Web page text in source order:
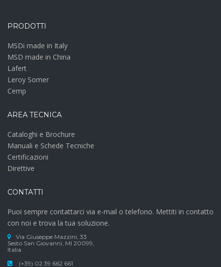
PRODOTTI
MSDi made in Italy
MSD made in China
Lafert
Leroy Somer
Cemp
AREA TECNICA
Cataloghi e Brochure
Manuali e Schede Tecniche
Certificazioni
Direttive
CONTATTI
Puoi sempre contattarci via e-mail o telefono. Mettiti in contatto
con noi e trova la tua soluzione.
Via Giuseppe Mazzini, 33
Sesto San Giovanni, MI 20099,
Italia
(+39) 02 39 662 661